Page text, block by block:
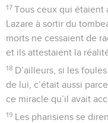
17 Tous ceux qui étaient
Lazare à sortir du
morts ne cessaient de
et ils attestaient la
18 D’ailleurs, si les
de lui, c’était aussi
ce miracle qu’il avait
19 Les pharisiens se